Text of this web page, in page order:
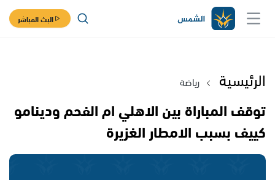
البث المباشر
الرئيسية رياضة
توقف المباراة بين الاهلي ام الفحم ودينامو
كييف بسبب الامطار الغزيرة